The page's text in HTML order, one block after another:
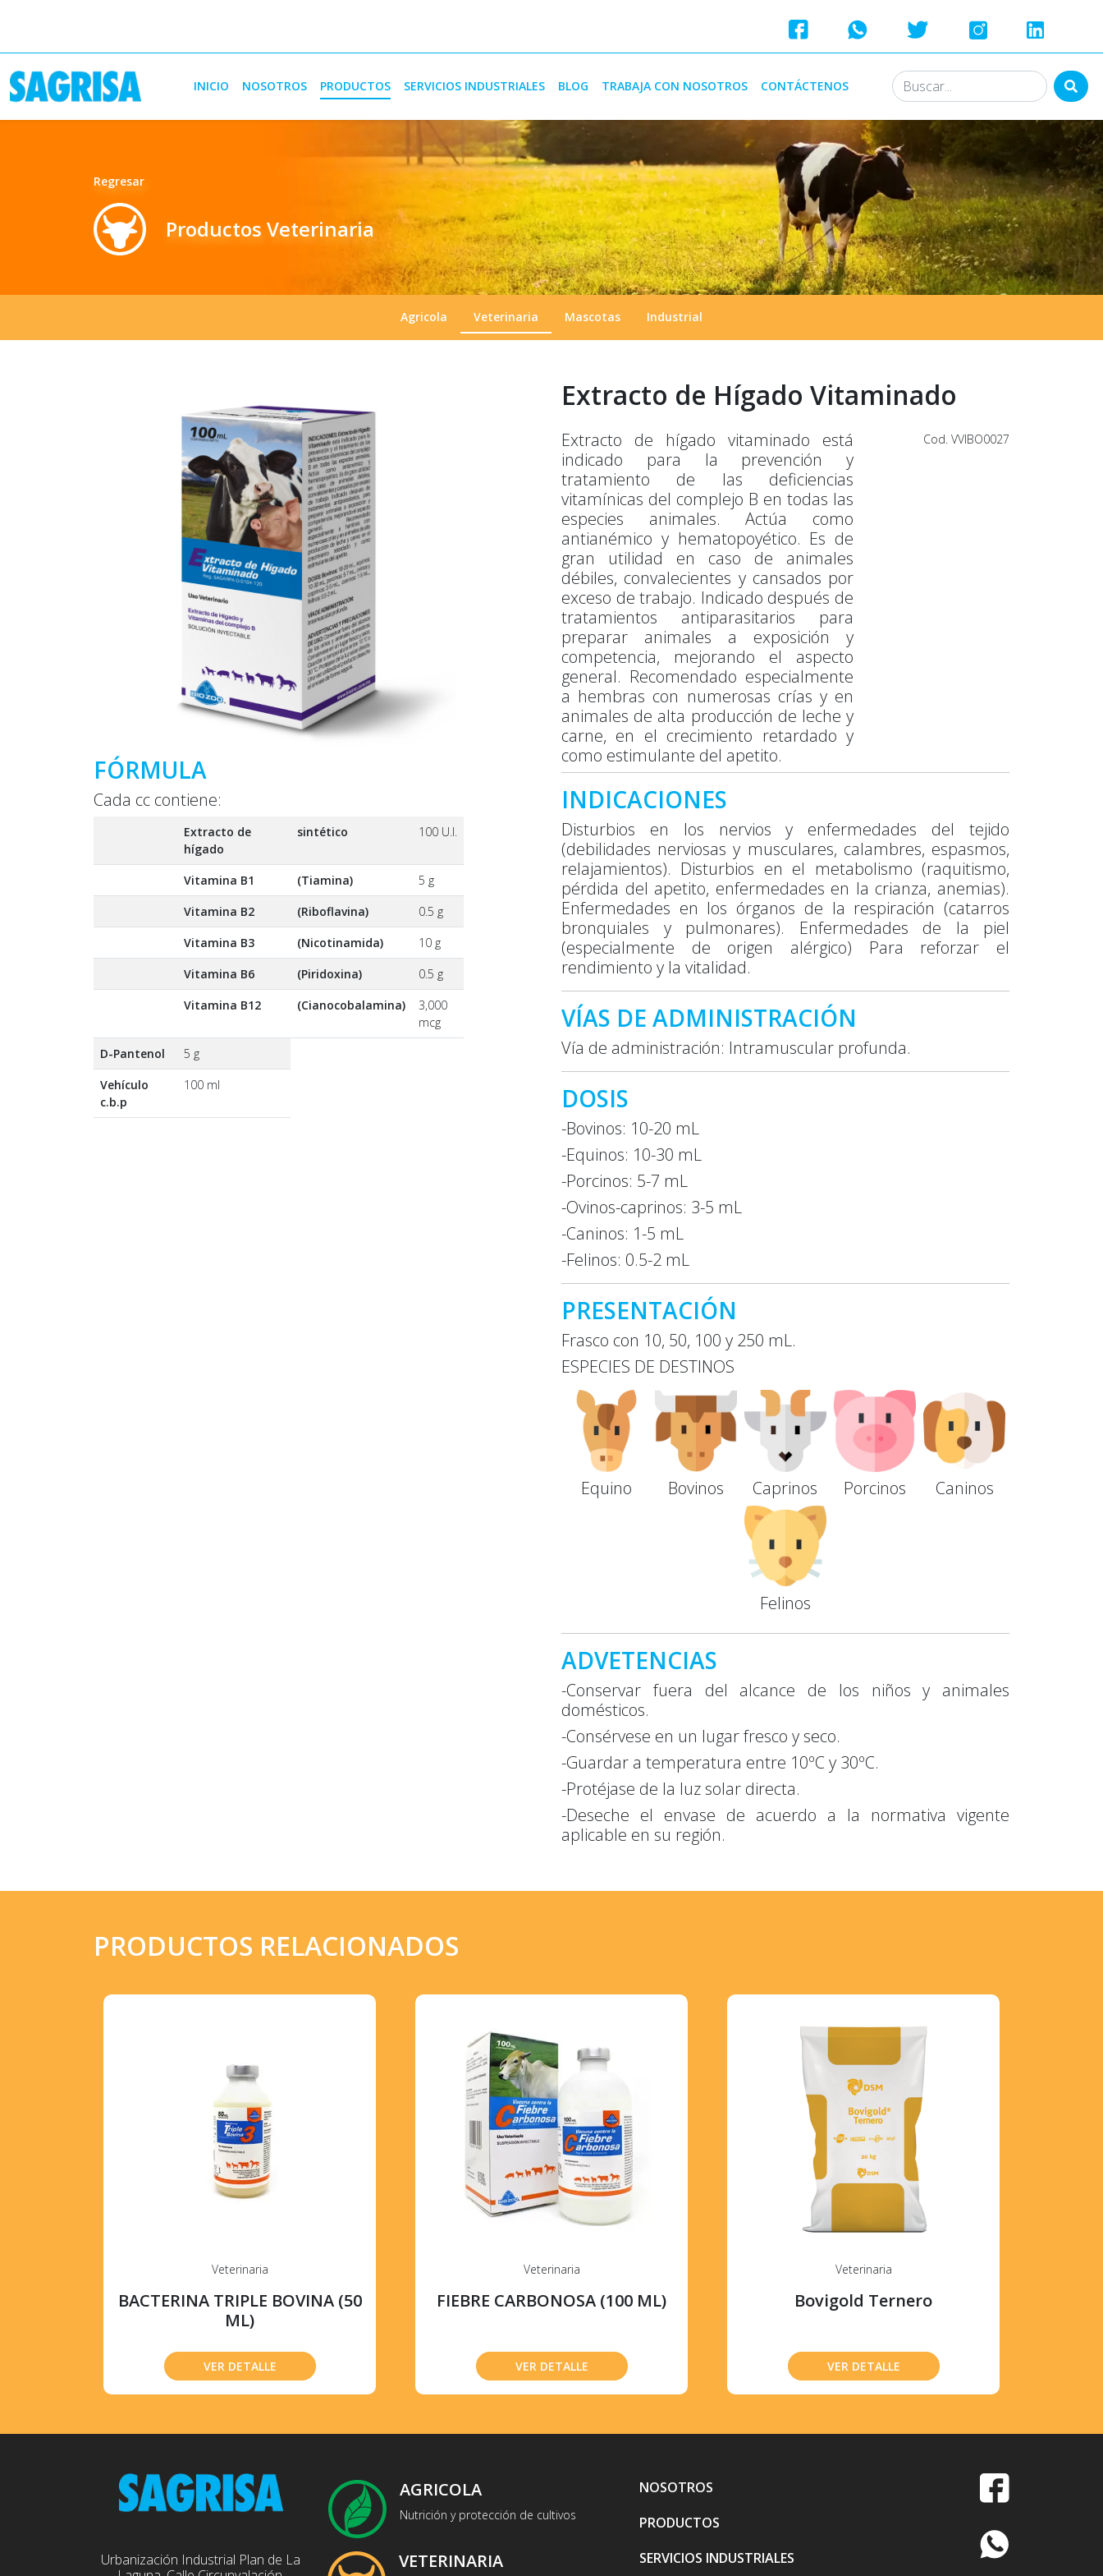
INICIO NOSOTROS PRODUCTOS SERVICIOS INDUSTRIALES BLOG TRABAJA CON NOSOTROS CONTÁCTENOS
Regresar
Productos Veterinaria
Agricola Veterinaria Mascotas Industrial
FÓRMULA
Cada cc contiene:
Extracto de
hígado
sintético 100 U.I.
Vitamina B1 (Tiamina)
5 g
Vitamina B2
(Riboflavina)
0.5 g
Vitamina B3
(Nicotinamida)
10 g
Vitamina B6
(Piridoxina)
0.5 g
Vitamina B12
(Cianocobalamina)
3,000
mcg
D-Pantenol
5 g
Vehículo
c.b.p
100 ml
Extracto de Hígado Vitaminado
Extracto de hígado vitaminado está
indicado para la prevención y
tratamiento de las deficiencias
vitamínicas del complejo B en todas las
especies animales. Actúa como
antianémico y hematopoyético. Es de
gran utilidad en caso de animales
débiles, convalecientes y cansados por
exceso de trabajo. Indicado después de
tratamientos antiparasitarios para
preparar animales a exposición y
competencia, mejorando el aspecto
general. Recomendado especialmente
a hembras con numerosas crías y en
animales de alta producción de leche y
carne, en el crecimiento retardado y
como estimulante del apetito.
Cod. VVIBO0027
INDICACIONES
Disturbios en los nervios y enfermedades del tejido
(debilidades nerviosas y musculares, calambres, espasmos,
relajamientos). Disturbios en el metabolismo (raquitismo,
pérdida del apetito, enfermedades en la crianza, anemias).
Enfermedades en los órganos de la respiración (catarros
bronquiales y pulmonares). Enfermedades de la piel
(especialmente de origen alérgico) Para reforzar el
rendimiento y la vitalidad.
VÍAS DE ADMINISTRACIÓN
Vía de administración: Intramuscular profunda.
DOSIS
-Bovinos: 10-20 mL
-Equinos: 10-30 mL
-Porcinos: 5-7 mL
-Ovinos-caprinos: 3-5 mL
-Caninos: 1-5 mL
-Felinos: 0.5-2 mL
PRESENTACIÓN
Frasco con 10, 50, 100 y 250 mL.
ESPECIES DE DESTINOS
Equino Bovinos Caprinos Porcinos Caninos
Felinos
ADVETENCIAS
-Conservar fuera del alcance de los niños y animales
domésticos.
-Consérvese en un lugar fresco y seco.
-Guardar a temperatura entre 10ºC y 30ºC.
-Protéjase de la luz solar directa.
-Deseche el envase de acuerdo a la normativa vigente
aplicable en su región.
PRODUCTOS RELACIONADOS
Veterinaria
BACTERINA TRIPLE BOVINA (50
ML)
VER DETALLE
Veterinaria
FIEBRE CARBONOSA (100 ML)
VER DETALLE
Veterinaria
Bovigold Ternero
VER DETALLE
Urbanización Industrial Plan de La
AGRICOLA
Nutrición y protección de cultivos
VETERINARIA
NOSOTROS
PRODUCTOS
SERVICIOS INDUSTRIALES